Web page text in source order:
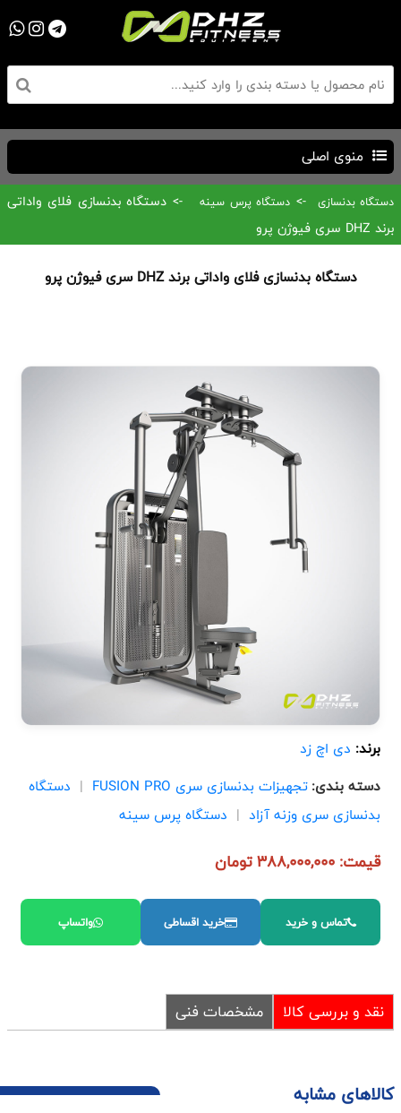
منوی اصلی
دستگاه بدنسازی -> دستگاه پرس سینه-> دستگاه بدنسازی فلای واداتی
برند DHZ سری فیوژن پرو
دستگاه بدنسازی فلای واداتی برند DHZ سری فیوژن پرو
برند: دی اچ زد
دسته بندی:تجهیزات بدنسازی سری FUSION PRO | دستگاه
بدنسازی سری وزنه آزاد | دستگاه پرس سینه
قیمت: 388,000,000 تومان
تماس و خرید خرید اقساطی واتساپ
نقد و بررسی کالا مشخصات فنی
کالاهای مشابه